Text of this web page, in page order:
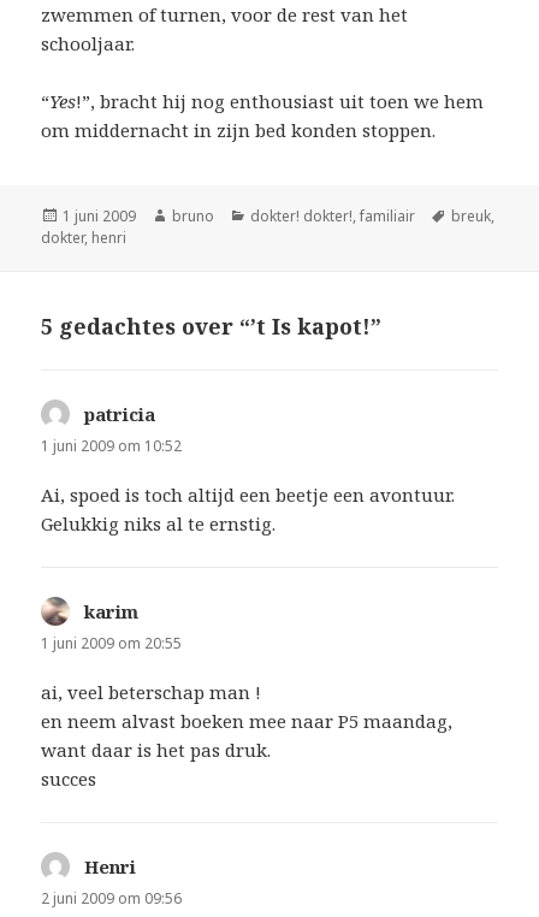
zwemmen of turnen, voor de rest van het
schooljaar.
“Yes!”, bracht hij nog enthousiast uit toen we hem
om middernacht in zijn bed konden stoppen.
Geplaatst
op
1 juni 2009 Auteur
bruno Categorieën
dokter! dokter!,familiair Tags
breuk,
dokter, henri
5 gedachtes over “’t Is kapot!”
patricia
1 juni 2009 om 10:52
Ai, spoed is toch altijd een beetje een avontuur.
Gelukkig niks al te ernstig.
karim
1 juni 2009 om 20:55
ai, veel beterschap man !
en neem alvast boeken mee naar P5 maandag,
want daar is het pas druk.
succes
Henri
2 juni 2009 om 09:56